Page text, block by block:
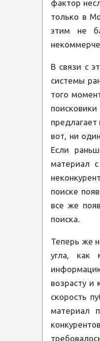
фактор
только в
этим не
В связи с
системы
того
вот, ни
Если
материал
поиске
все же
поиска.
Теперь же
угла, как
возрасту и
скорость
материал